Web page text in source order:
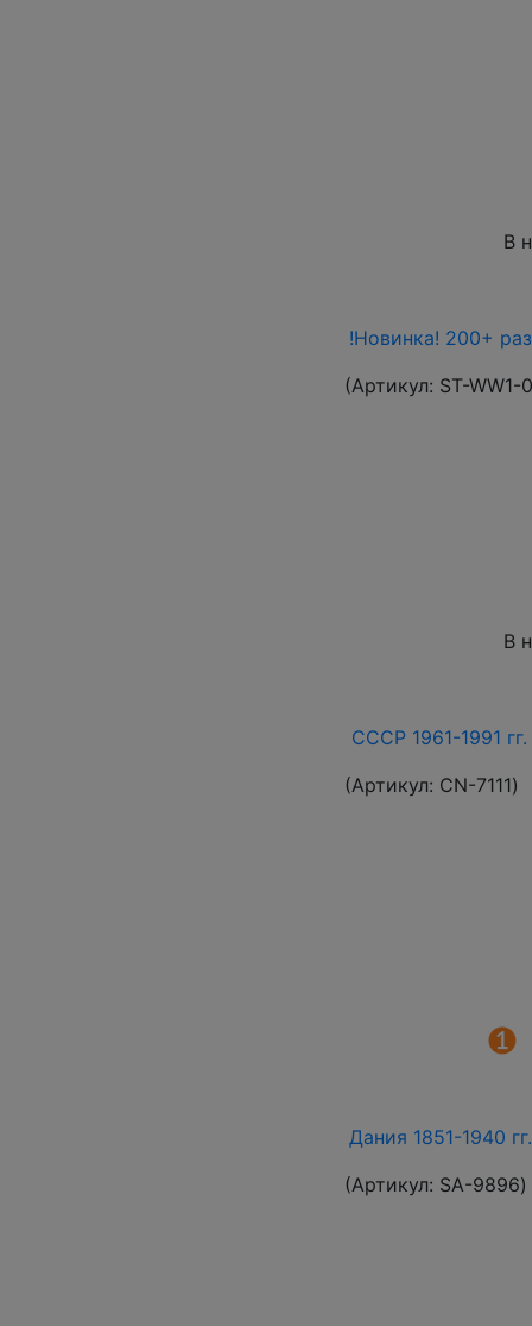
В
!Новинка! 200+
(Артикул: ST-
В
СССР 1961-1991
(Артикул: СN-7111)
Дания 1851-1940
(Артикул: SA-9896)